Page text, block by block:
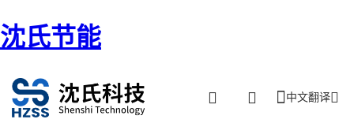
沈氏节能
中文翻译